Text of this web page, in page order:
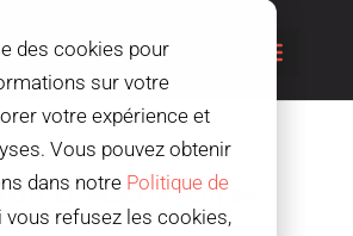
des cookies pour
sur votre
votre expérience et
Vous pouvez obtenir
dans notre Politique de
vous refusez les cookies,
d’accessoires